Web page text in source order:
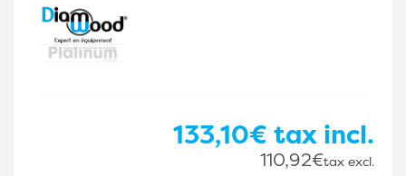
133,10€ tax incl.
110,92€tax excl.